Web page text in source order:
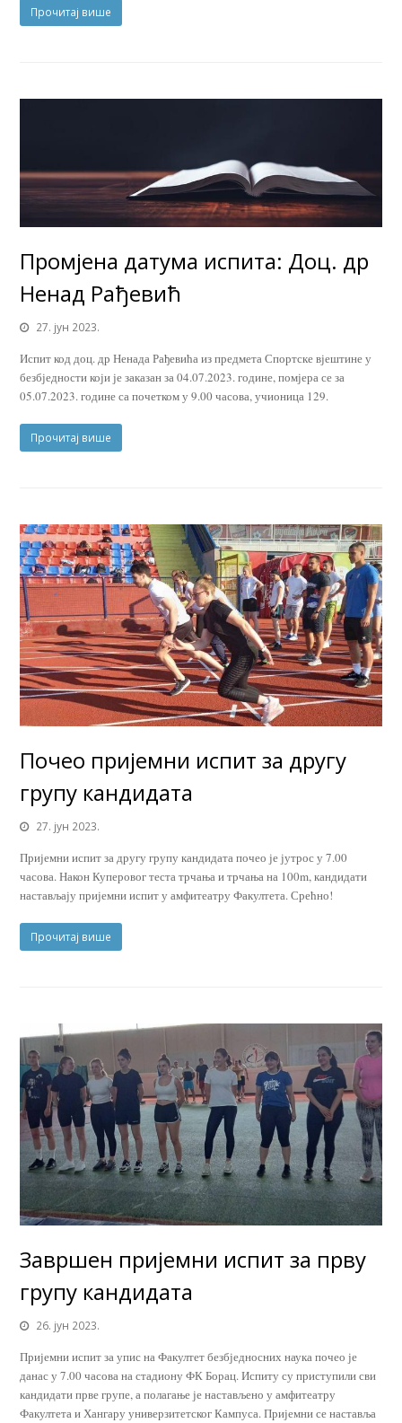
Прочитај више
Промјена датума испита: Доц. др
Ненад Рађевић
27. јун 2023.
Испит код доц. др Ненада Рађевића из предмета Спортске вјештине у
безбједности који је заказан за 04.07.2023. године, помјера се за
05.07.2023. године са почетком у 9.00 часова, учионица 129.
Прочитај више
Почео пријемни испит за другу
групу кандидата
27. јун 2023.
Пријемни испит за другу групу кандидата почео је јутрос у 7.00
часова. Након Куперовог теста трчања и трчања на 100m, кандидати
настављају пријемни испит у амфитеатру Факултета. Срећно!
Прочитај више
Завршен пријемни испит за прву
групу кандидата
26. јун 2023.
Пријемни испит за упис на Факултет безбједносних наука почео је
данас у 7.00 часова на стадиону ФК Борац. Испиту су приступили сви
кандидати прве групе, а полагање је настављено у амфитеатру
Факултета и Хангару универзитетског Кампуса. Пријемни се наставља